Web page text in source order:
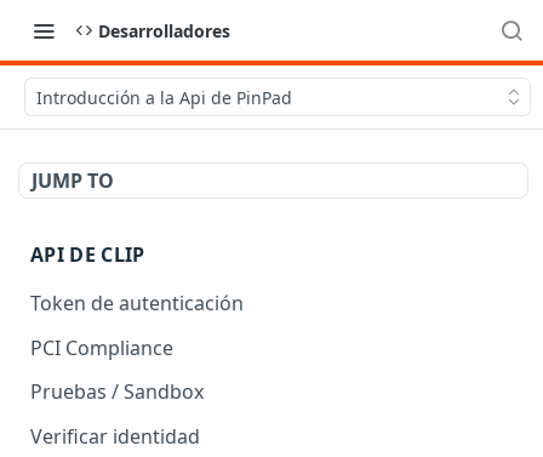
Desarrolladores
Introducción a la Api de PinPad
JUMP TO
API DE CLIP
Token de autenticación
PCI Compliance
Pruebas / Sandbox
Verificar identidad